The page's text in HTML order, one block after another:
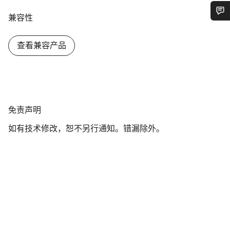
兼容性
查看兼容产品
免
声
免责声明
如有技术修改，恕不另行通知。错漏除外。
我们的客户支持专家正在等待为您答疑解惑。